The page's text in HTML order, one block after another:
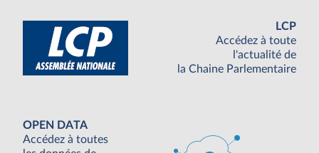
LCP
Accédez à toute
l'actualité de
la Chaine Parlementaire
OPEN DATA
Accédez à toutes